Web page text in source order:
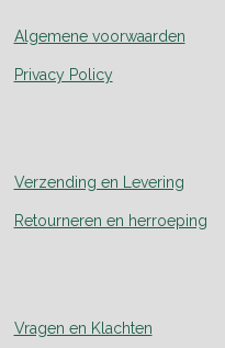
Algemene voorwaarden
Privacy Policy
Verzending en Levering
Retourneren en herroeping
Vragen en Klachten